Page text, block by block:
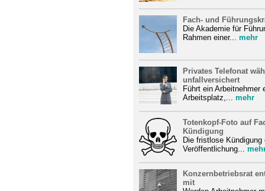
Fach- und
Die Akademie für
Rahmen einer... mehr
Privates Telefonat
unfallversichert
Führt ein Arbeitnehmer
Arbeitsplatz,... mehr
Totenkopf-Foto auf
Kündigung
Die fristlose
Veröffentlichung...
Konzernbetriebsrat
mit